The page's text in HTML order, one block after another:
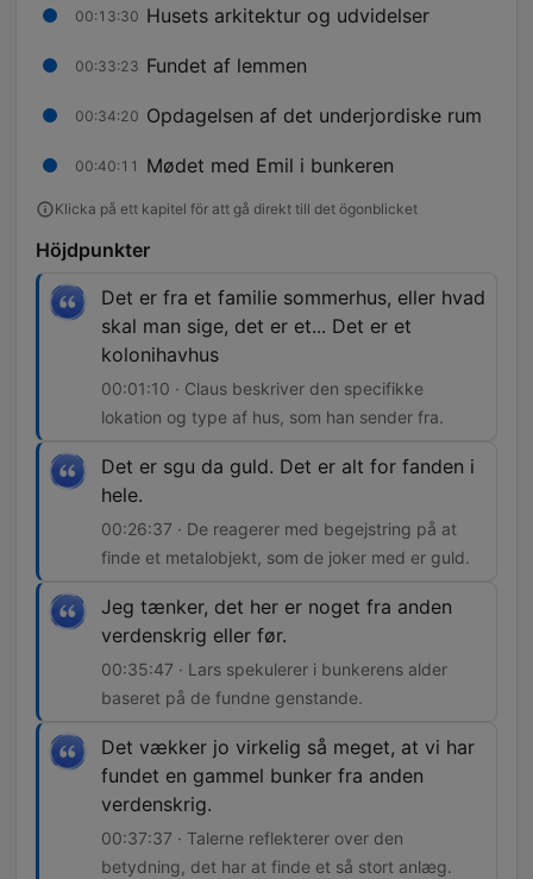
00:13:30 Husets arkitektur og udvidelser
00:33:23 Fundet af lemmen
00:34:20 Opdagelsen af det underjordiske rum
00:40:11 Mødet med Emil i bunkeren
Klicka på ett kapitel för att gå direkt till det ögonblicket
Höjdpunkter
Det er fra et familie sommerhus, eller hvad
skal man sige, det er et... Det er et
kolonihavhus
00:01:10 · Claus beskriver den specifikke
lokation og type af hus, som han sender fra.
Det er sgu da guld. Det er alt for fanden i
hele.
00:26:37 · De reagerer med begejstring på at
finde et metalobjekt, som de joker med er guld.
Jeg tænker, det her er noget fra anden
verdenskrig eller før.
00:35:47 · Lars spekulerer i bunkerens alder
baseret på de fundne genstande.
Det vækker jo virkelig så meget, at vi har
fundet en gammel bunker fra anden
verdenskrig.
00:37:37 · Talerne reflekterer over den
betydning, det har at finde et så stort anlæg.